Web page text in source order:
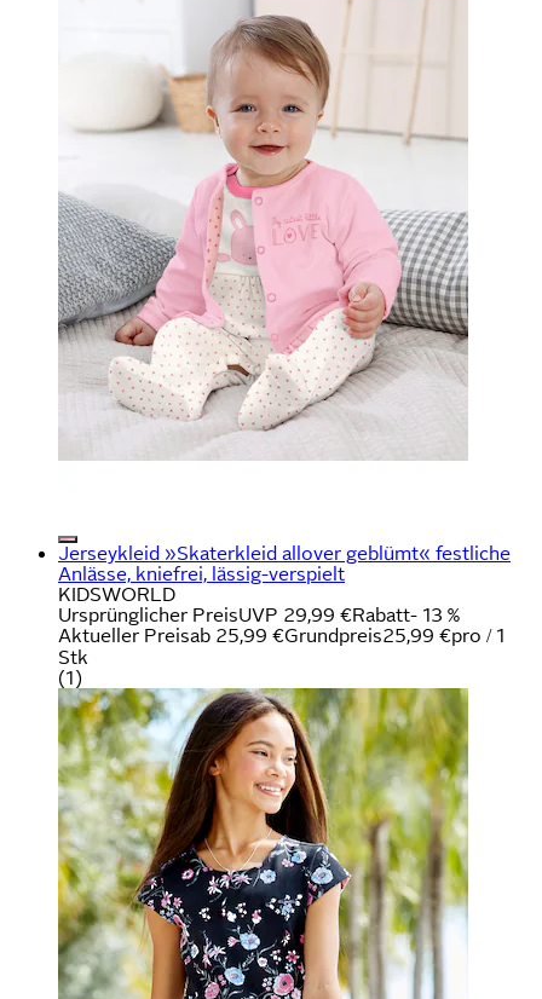
Jerseykleid »Skaterkleid allover geblümt« festliche
Anlässe, kniefrei, lässig-verspielt
KIDSWORLD
Ursprünglicher PreisUVP 29,99 €Rabatt- 13 %
Aktueller Preisab 25,99 €Grundpreis25,99 €pro / 1
Stk
(1)